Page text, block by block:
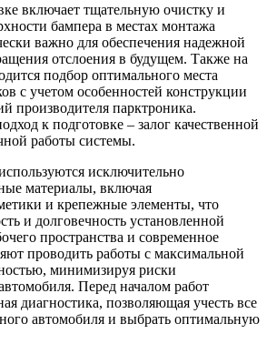
включает тщательную очистку и
бампера в местах монтажа
важно для обеспечения надежной
отслоения в будущем. Также на
подбор оптимального места
с учетом особенностей конструкции
производителя парктроника.
к подготовке – залог качественной
работы системы.
исключительно
материалы, включая
и крепежные элементы, что
и долговечность установленной
пространства и современное
проводить работы с максимальной
минимизируя риски
Перед началом работ
диагностика, позволяющая учесть все
автомобиля и выбрать оптимальную